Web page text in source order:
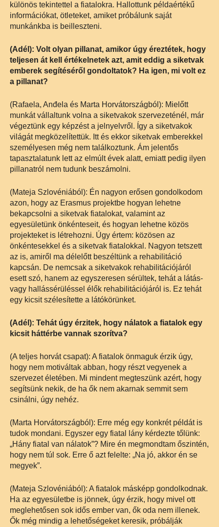
különös tekintettel a fiatalokra. Hallottunk példaértékű
információkat, ötleteket, amiket próbálunk saját
munkánkba is beilleszteni.
(Adél): Volt olyan pillanat, amikor úgy éreztétek, hogy
teljesen át kell értékelnetek azt, amit eddig a siketvak
emberek segítéséről gondoltatok? Ha igen, mi volt ez
a pillanat?
(Rafaela, Anđela és Marta Horvátországból): Mielőtt
munkát vállaltunk volna a siketvakok szervezeténél, már
végeztünk egy képzést a jelnyelvről. Így a siketvakok
világát megközelítettük. Itt és ekkor siketvak emberekkel
személyesen még nem találkoztunk. Ám jelentős
tapasztalatunk lett az elmúlt évek alatt, emiatt pedig ilyen
pillanatról nem tudunk beszámolni.
(Mateja Szlovéniából): Én nagyon erősen gondolkodom
azon, hogy az Erasmus projektbe hogyan lehetne
bekapcsolni a siketvak fiatalokat, valamint az
egyesületünk önkénteseit, és hogyan lehetne közös
projekteket is létrehozni. Úgy értem: közösen az
önkéntesekkel és a siketvak fiatalokkal. Nagyon tetszett
az is, amiről ma délelőtt beszéltünk a rehabilitáció
kapcsán. De nemcsak a siketvakok rehabilitációjáról
esett szó, hanem az egyszeresen sérültek, tehát a látás-
vagy hallássérüléssel élők rehabilitációjáról is. Ez tehát
egy kicsit szélesítette a látókörünket.
(Adél): Tehát úgy érzitek, hogy nálatok a fiatalok egy
kicsit háttérbe vannak szorítva?
(A teljes horvát csapat): A fiatalok önmaguk érzik úgy,
hogy nem motiváltak abban, hogy részt vegyenek a
szervezet életében. Mi mindent megteszünk azért, hogy
segítsünk nekik, de ha ők nem akarnak semmit sem
csinálni, úgy nehéz.
(Marta Horvátországból): Erre még egy konkrét példát is
tudok mondani. Egyszer egy fiatal lány kérdezte tőlünk:
„Hány fiatal van nálatok”? Mire én megmondtam őszintén,
hogy nem túl sok. Erre ő azt felelte: „Na jó, akkor én se
megyek”.
(Mateja Szlovéniából): A fiatalok másképp gondolkodnak.
Ha az egyesületbe is jönnek, úgy érzik, hogy mivel ott
meglehetősen sok idős ember van, ők oda nem illenek.
Ők még mindig a lehetőségeket keresik, próbálják